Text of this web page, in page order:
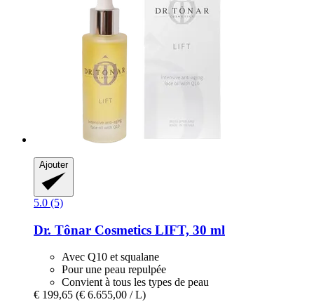
Ajouter
5.0 (5)
Dr. Tônar Cosmetics LIFT, 30 ml
Avec Q10 et squalane
Pour une peau repulpée
Convient à tous les types de peau
€ 199,65 (€ 6.655,00 / L)